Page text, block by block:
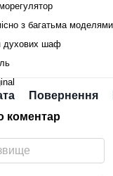
з багатьма
духових шаф
Повернення
коментар